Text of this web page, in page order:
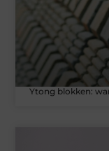
Ytong blokken: